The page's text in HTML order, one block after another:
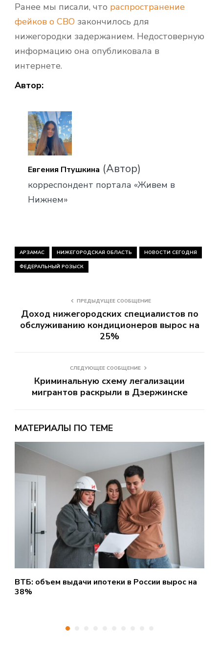
Ранее мы писали, что распространение
фейков о СВО закончилось для
нижегородки задержанием. Недостоверную
информацию она опубликовала в
интернете.
Автор:
Евгения Птушкина (Автор)
корреспондент портала «Живем в
Нижнем»
АРЗАМАС НИЖЕГОРОДСКАЯ ОБЛАСТЬ НОВОСТИ СЕГОДНЯ
ФЕДЕРАЛЬНЫЙ РОЗЫСК
ПРЕДЫДУЩЕЕ СООБЩЕНИЕ
Доход нижегородских специалистов по
обслуживанию кондиционеров вырос на
25%
СЛЕДУЮЩЕЕ СООБЩЕНИЕ
Криминальную схему легализации
мигрантов раскрыли в Дзержинске
МАТЕРИАЛЫ ПО ТЕМЕ
ВТБ: объем выдачи ипотеки в России вырос на
38%